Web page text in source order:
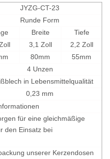
JYZG-CT-23
Runde Form
Breite
Tiefe
3,1 Zoll
2,2 Zoll
80mm
55mm
4 Unzen
in Lebensmittelqualität
0,23 mm
für eine gleichmäßige
den Einsatz bei
unserer Kerzendosen